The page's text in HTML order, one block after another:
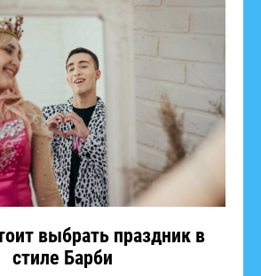
выбрать праздник в
стиле Барби